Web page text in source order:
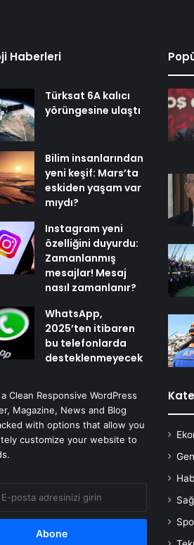
Haberleri
Türksat 6A kalıcı
yörüngesine ulaştı
Bilim insanlarından
yeni keşif: Mars’ta
eskiden yaşam var
mıydı?
Instagram yeni
özelliğini duyurdu:
Zamanlanmış
mesajlar! Mesaj
nasıl zamanlanır?
WhatsApp,
2025’ten itibaren
bu telefonlarda
desteklenmeyecek
Clean Responsive WordPress
Magazine, News and Blog
with options that allow you
customize your website to